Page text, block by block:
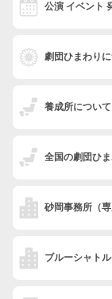
公演 イベント
劇団ひまわり
養成所について
全国の劇団ひま
砂岡事務所 （
ブルーシャトル